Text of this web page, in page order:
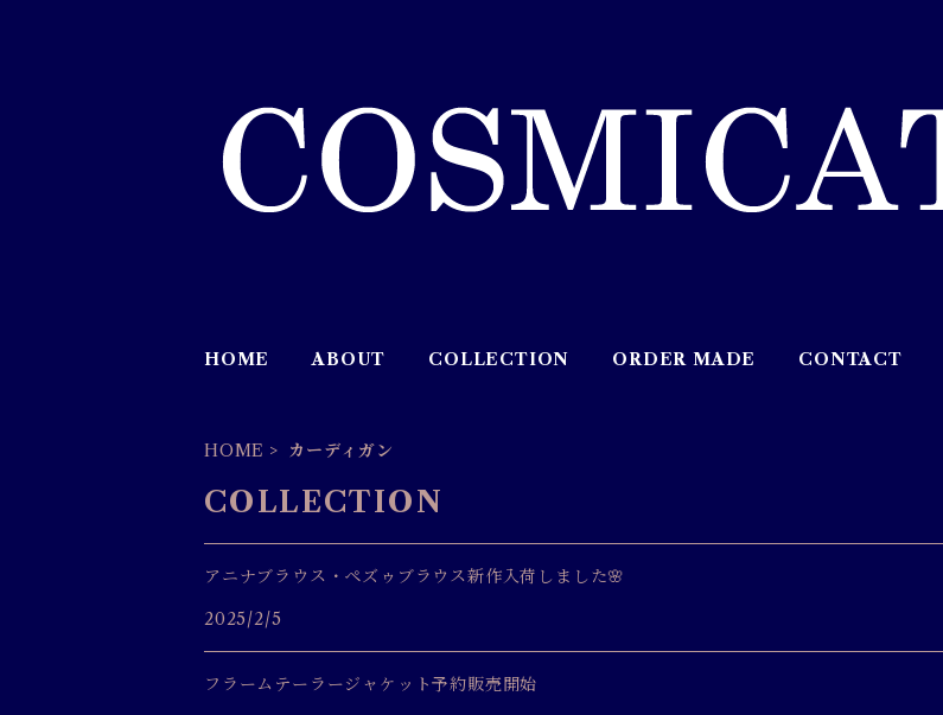
HOME ABOUT COLLECTION ORDER MADE CONTACT
HOME カーディガン
COLLECTION
アニナブラウス・ペズゥブラウス新作入荷しました🌸
2025/2/5
フラームテーラージャケット予約販売開始